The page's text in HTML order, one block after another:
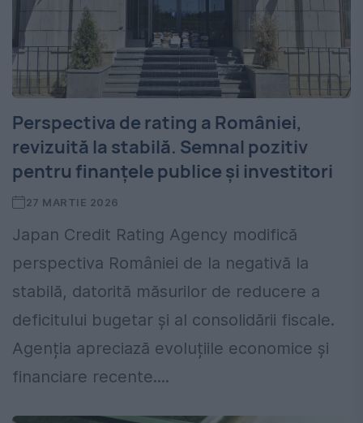
Perspectiva de rating a României,
revizuită la stabilă. Semnal pozitiv
pentru finanțele publice și investitori
27 MARTIE 2026
Japan Credit Rating Agency modifică
perspectiva României de la negativă la
stabilă, datorită măsurilor de reducere a
deficitului bugetar și al consolidării fiscale.
Agenția apreciază evoluțiile economice și
financiare recente....